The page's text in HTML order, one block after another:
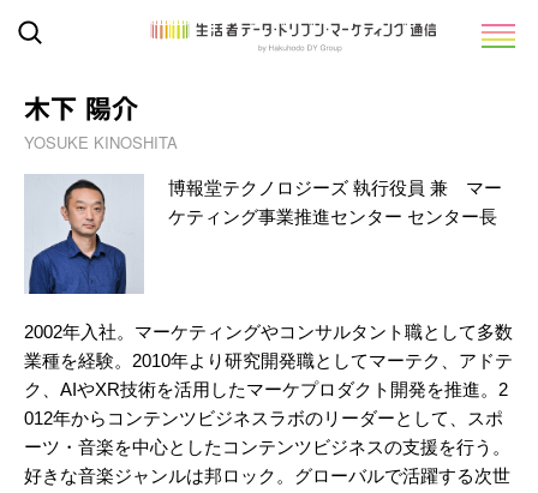
木下 陽介
YOSUKE KINOSHITA
博報堂テクノロジーズ 執行役員 兼 マー
ケティング事業推進センター センター長
2002年入社。マーケティングやコンサルタント職として多数
業種を経験。2010年より研究開発職としてマーテク、アドテ
ク、AIやXR技術を活用したマーケプロダクト開発を推進。2
012年からコンテンツビジネスラボのリーダーとして、スポ
ーツ・音楽を中心としたコンテンツビジネスの支援を行う。
好きな音楽ジャンルは邦ロック。グローバルで活躍する次世